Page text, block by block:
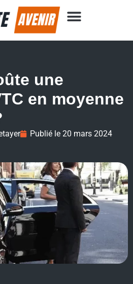
une
en moyenne
Publié le 20 mars 2024